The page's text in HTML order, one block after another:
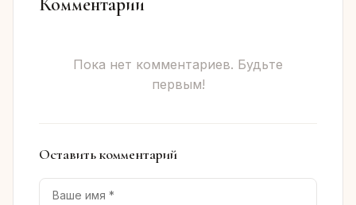
Пока нет комментариев. Будьте
первым!
Оставить комментарий